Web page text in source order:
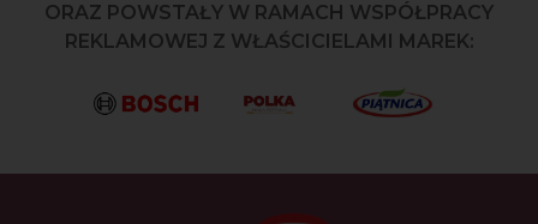
ORAZ POWSTAŁY W RAMACH WSPÓŁPRACY
REKLAMOWEJ Z WŁAŚCICIELAMI MAREK: